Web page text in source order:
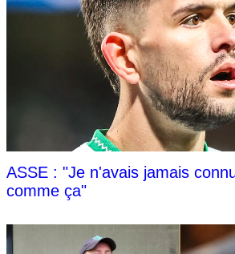
ASSE : "Je n'avais jamais
comme ça"